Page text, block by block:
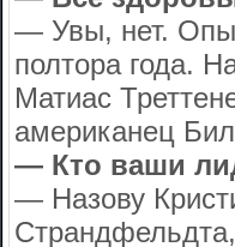
— Увы, нет.
полтора года.
Матиас
американец
— Кто ваши
— Назову